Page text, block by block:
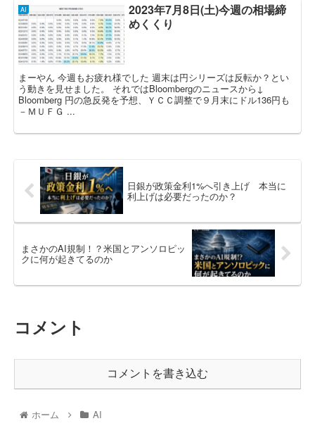
AI
2023年7月8日(土)今週の相場締
めくくり
まーやん 今週もお疲れ様でした 週末は円シリーズは反転か？とい
う動きを見せました。 それではBloombergのニュースから↓
Bloomberg 円の急反発を予想、ＹＣＣ調整で９月末にドル136円も
－ＭＵＦＧ ...
日銀が政策金利1%へ引き上げ 本当に
利上げは必要だったのか？
まさかのAI規制！？米国とアンソロピッ
クに何が起きてるのか
コメント
コメントを書き込む
ホーム AI